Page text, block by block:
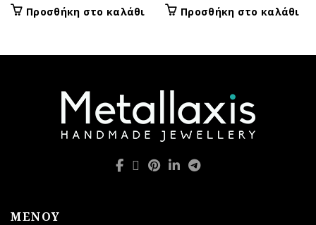
Προσθήκη στο καλάθι Προσθήκη στο καλάθι
ΜΕΝΟΥ